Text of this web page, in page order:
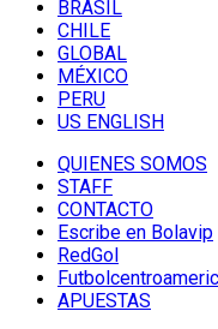
BRASIL
CHILE
GLOBAL
MÉXICO
PERU
US ENGLISH
QUIENES SOMOS
STAFF
CONTACTO
Escribe en Bolavip
RedGol
APUESTAS